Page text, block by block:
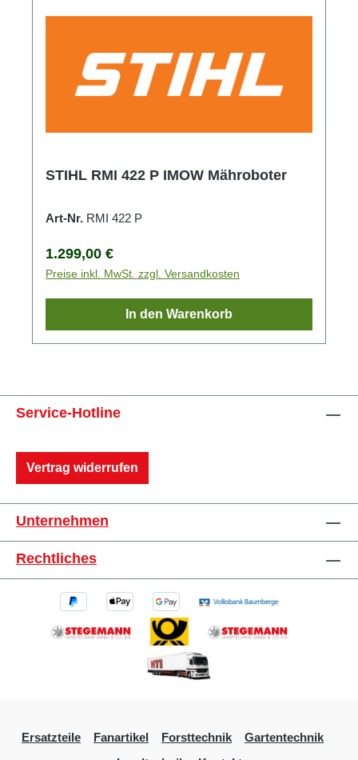
STIHL RMI 422 P IMOW Mähroboter
Art-Nr. RMI 422 P
Regulärer Preis:
1.299,00 €
Preise inkl. MwSt. zzgl. Versandkosten
In den Warenkorb
Service-Hotline
Vertrag widerrufen
Unternehmen
Rechtliches
Ersatzteile Fanartikel Forsttechnik
Gartentechnik